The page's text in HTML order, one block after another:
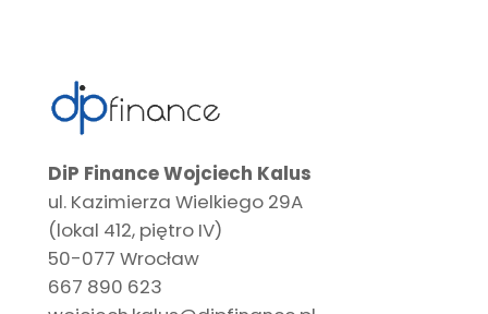
DiP Finance Wojciech Kalus
ul. Kazimierza Wielkiego 29A
(lokal 412, piętro IV)
50-077 Wrocław
667 890 623